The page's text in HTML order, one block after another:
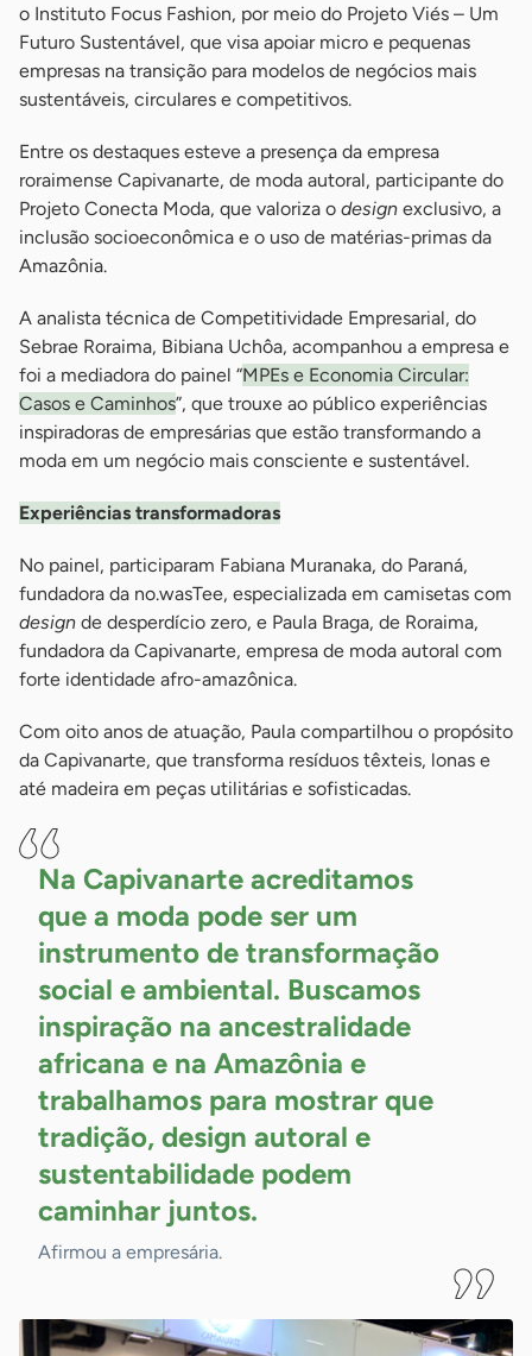
o Instituto Focus Fashion, por meio do Projeto Viés – Um
Futuro Sustentável, que visa apoiar micro e pequenas
empresas na transição para modelos de negócios mais
sustentáveis, circulares e competitivos.
Entre os destaques esteve a presença da empresa
roraimense Capivanarte, de moda autoral, participante do
Projeto Conecta Moda, que valoriza o design exclusivo, a
inclusão socioeconômica e o uso de matérias-primas da
Amazônia.
A analista técnica de Competitividade Empresarial, do
Sebrae Roraima, Bibiana Uchôa, acompanhou a empresa e
foi a mediadora do painel “MPEs e Economia Circular:
Casos e Caminhos”, que trouxe ao público experiências
inspiradoras de empresárias que estão transformando a
moda em um negócio mais consciente e sustentável.
Experiências transformadoras
No painel, participaram Fabiana Muranaka, do Paraná,
fundadora da no.wasTee, especializada em camisetas com
design de desperdício zero, e Paula Braga, de Roraima,
fundadora da Capivanarte, empresa de moda autoral com
forte identidade afro-amazônica.
Com oito anos de atuação, Paula compartilhou o propósito
da Capivanarte, que transforma resíduos têxteis, lonas e
até madeira em peças utilitárias e sofisticadas.
Na Capivanarte acreditamos
que a moda pode ser um
instrumento de transformação
social e ambiental. Buscamos
inspiração na ancestralidade
africana e na Amazônia e
trabalhamos para mostrar que
tradição, design autoral e
sustentabilidade podem
caminhar juntos.
Afirmou a empresária.